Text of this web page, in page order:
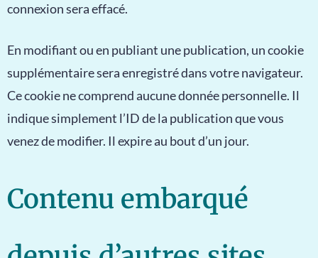
connexion sera effacé.
En modifiant ou en publiant une publication, un cookie
supplémentaire sera enregistré dans votre navigateur.
Ce cookie ne comprend aucune donnée personnelle. Il
indique simplement l’ID de la publication que vous
venez de modifier. Il expire au bout d’un jour.
Contenu embarqué